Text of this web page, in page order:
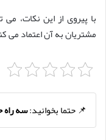
با پیروی از این نکات،
مشتریان به آن اعتماد می
📌 حتما بخوانید:سه راه